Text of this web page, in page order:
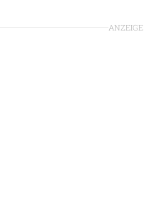
ANZEIGE